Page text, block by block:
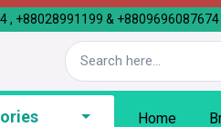
, +88028991199 & +8809696087674
Home